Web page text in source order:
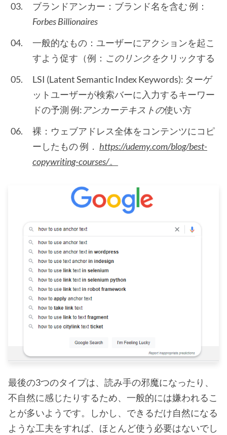
ブランドアンカー：ブランド名を含む 例：
Forbes Billionaires
一般的なもの：ユーザーにアクションを起こ
すよう促す（例： このリンクをクリックする
LSI (Latent Semantic Index Keywords): ターゲ
ットユーザーが検索バーに入力するキーワー
ドの予測 例: アンカーテキストの使い方
裸：ウェブアドレス全体をコンテンツにコピ
ーしたもの 例． https://udemy.com/blog/best-
copywriting-courses/。
最後の3つのタイプは、読み手の邪魔になったり、
不自然に感じたりするため、一般的には嫌われるこ
とが多いようです。しかし、できるだけ自然になる
ような工夫をすれば、ほとんど使う必要はないでし